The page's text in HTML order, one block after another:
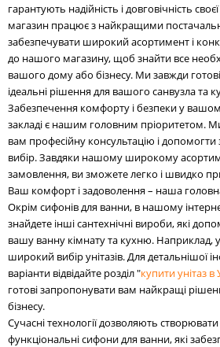
гарантують надійність і довговічність
магазин працює з найкращими
забезпечувати широкий асортимент і
до нашого магазину, щоб знайти все
вашого дому або бізнесу. Ми завжди
ідеальні рішення для вашого санвузла та
Забезпечення комфорту і безпеки у
закладі є нашим головним пріоритетом.
вам професійну консультацію і
вибір. Завдяки нашому широкому
замовлення, ви зможете легко і швидко
Ваш комфорт і задоволення – наша
Окрім сифонів для ванни, в нашому
знайдете інші сантехнічні вироби, які
вашу ванну кімнату та кухню. Наприклад,
широкий вибір унітазів. Для детальнішої
варіанти відвідайте розділ "купити унітаз в
готові запропонувати вам найкращі
бізнесу.
Сучасні технології дозволяють створювати
функціональні сифони для ванни, які